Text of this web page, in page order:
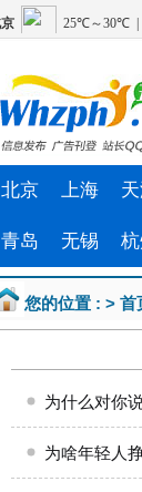
北京 上海
青岛 无锡 杭
您的位置 : > 首
为什么对你
为啥年轻人